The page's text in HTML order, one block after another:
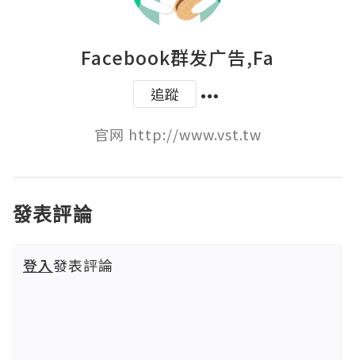
Facebook群发广告,Fa
追蹤
官网 http://www.vst.tw
發表評論
登入發表評論